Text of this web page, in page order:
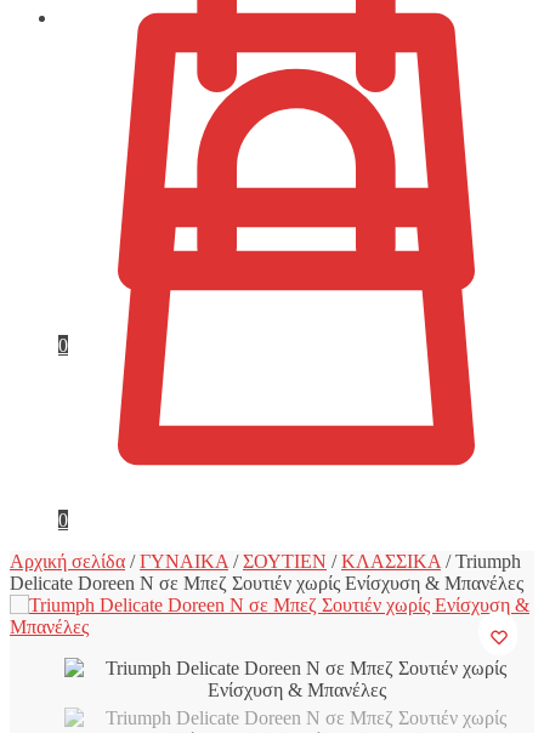
0
0
Αρχική σελίδα /ΓΥΝΑΙΚΑ /ΣΟΥΤΙΕΝ /ΚΛΑΣΣΙΚΑ /Triumph
Delicate Doreen N σε Μπεζ Σουτιέν χωρίς Ενίσχυση & Μπανέλες